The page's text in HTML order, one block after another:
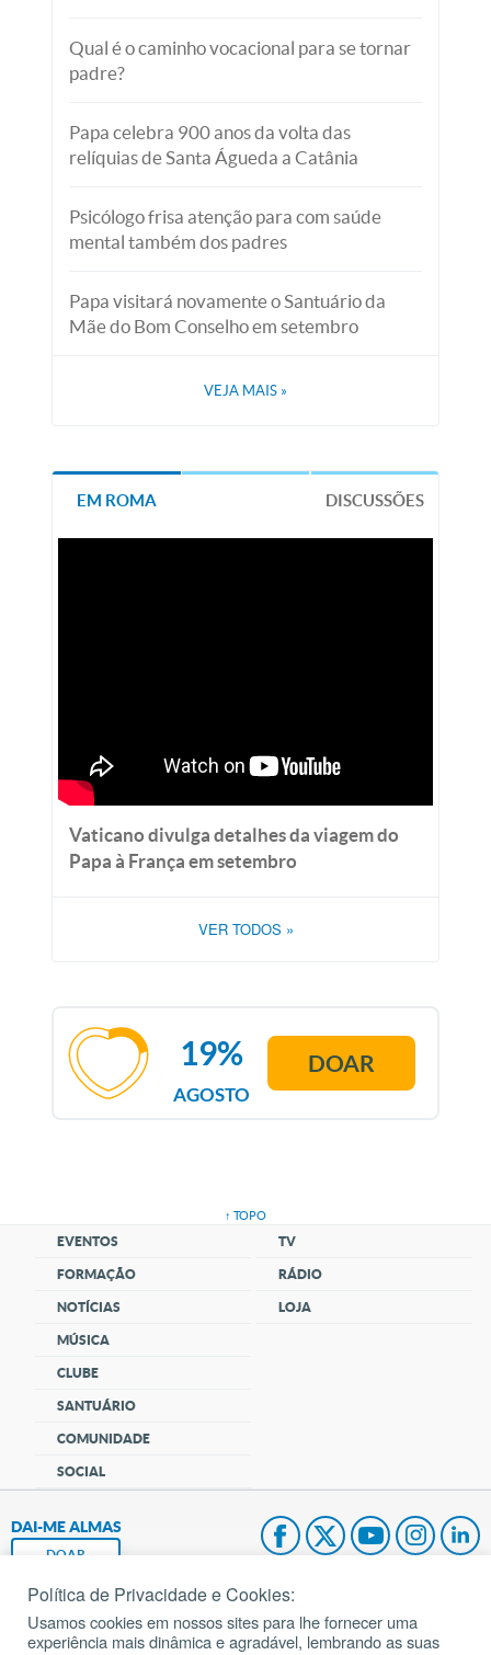
Qual é o caminho vocacional para se tornar
padre?
Papa celebra 900 anos da volta das
relíquias de Santa Águeda a Catânia
Psicólogo frisa atenção para com saúde
mental também dos padres
Papa visitará novamente o Santuário da
Mãe do Bom Conselho em setembro
VEJA MAIS »
EM ROMA DISCUSSÕES
Vaticano divulga detalhes da viagem do
Papa à França em setembro
VER TODOS »
AGOSTO
19% DOAR
↑ TOPO
EVENTOS
FORMAÇÃO
NOTÍCIAS
MÚSICA
CLUBE
SANTUÁRIO
COMUNIDADE
SOCIAL
TV
RÁDIO
LOJA
DAI-ME ALMAS
DOAR
Fundação João Paulo II
Pedido de Oração
Política de Privacidade e Cookies:
Usamos cookies em nossos sites para lhe fornecer uma
experiência mais dinâmica e agradável, lembrando as suas